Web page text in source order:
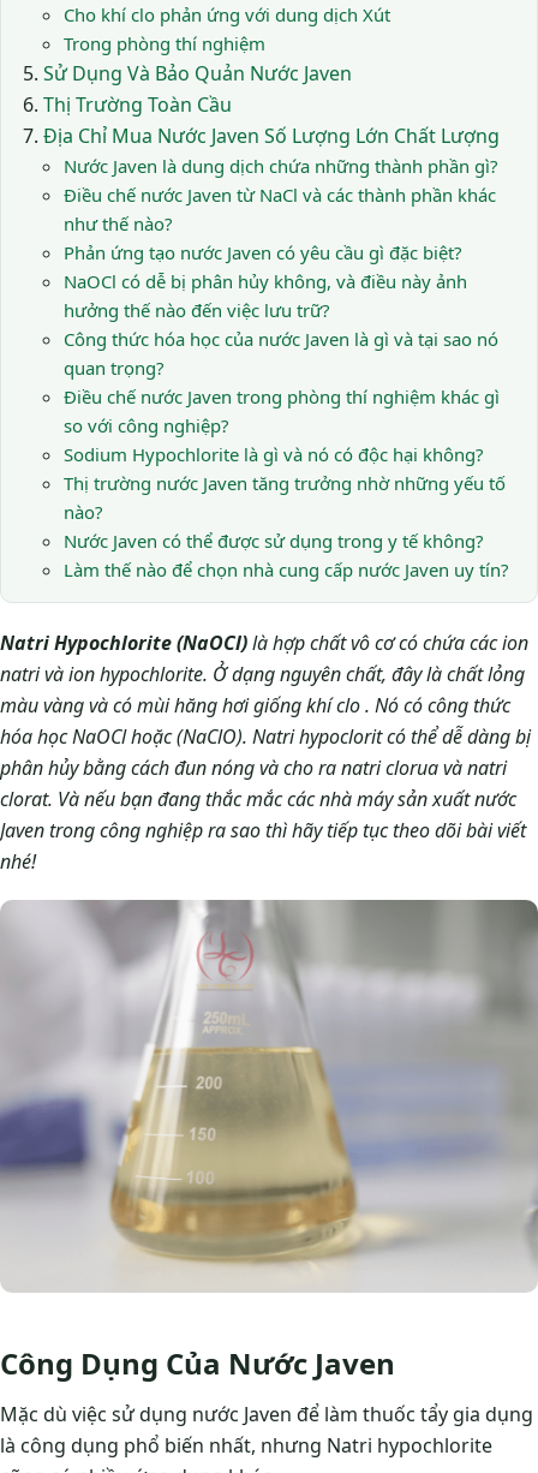
Cho khí clo phản ứng với dung dịch Xút
Trong phòng thí nghiệm
Sử Dụng Và Bảo Quản Nước Javen
Thị Trường Toàn Cầu
Địa Chỉ Mua Nước Javen Số Lượng Lớn Chất Lượng
Nước Javen là dung dịch chứa những thành phần gì?
Điều chế nước Javen từ NaCl và các thành phần khác
như thế nào?
Phản ứng tạo nước Javen có yêu cầu gì đặc biệt?
NaOCl có dễ bị phân hủy không, và điều này ảnh
hưởng thế nào đến việc lưu trữ?
Công thức hóa học của nước Javen là gì và tại sao nó
quan trọng?
Điều chế nước Javen trong phòng thí nghiệm khác gì
so với công nghiệp?
Sodium Hypochlorite là gì và nó có độc hại không?
Thị trường nước Javen tăng trưởng nhờ những yếu tố
nào?
Nước Javen có thể được sử dụng trong y tế không?
Làm thế nào để chọn nhà cung cấp nước Javen uy tín?
Natri Hypochlorite (NaOCl)là hợp chất vô cơ có chứa các ion
natri và ion hypochlorite. Ở dạng nguyên chất, đây là chất lỏng
màu vàng và có mùi hăng hơi giống khí clo . Nó có công thức
hóa học NaOCl hoặc (NaClO). Natri hypoclorit có thể dễ dàng bị
phân hủy bằng cách đun nóng và cho ra natri clorua và natri
clorat. Và nếu bạn đang thắc mắc các nhà máy sản xuất nước
Javen trong công nghiệp ra sao thì hãy tiếp tục theo dõi bài viết
nhé!
Công Dụng Của Nước Javen
Mặc dù việc sử dụng nước Javen để làm thuốc tẩy gia dụng
là công dụng phổ biến nhất, nhưng Natri hypochlorite